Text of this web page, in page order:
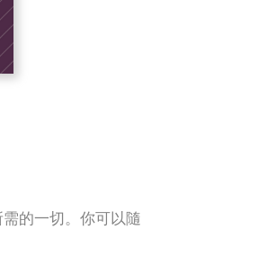
的一切。你可以隨